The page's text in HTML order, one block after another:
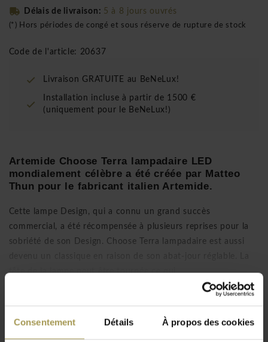
Consentement Détails À propos des cookies
Délais de livraison: 5 à 8 jours ouvrés
(*) Hors périodes de congé et sous réserve de rupture de stock
Code de l'article: 20637
Livraison GRATUITE au BeNeLux!
Installation incluse à partir de 1500 €
(uniquement pour le BeNeLux!)
Artemide Choose Terra lampadaire LED
mondialement célèbre a été créée par Matteo
Thun pour le fabricant italien Artemide.
Cette lampe Design, qui a connu un grand succès
commercial, a été récompensée à plusieurs reprises pour la
sobriété de son Design. Choose Terra lampadaire est aussi
tête de la lampe peut être tournée ce qui
prédestine Choose à une utilisation sur les postes de travail
classique, c’est le souffle de lumière qui passe par l'ouverture